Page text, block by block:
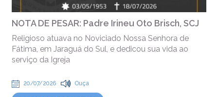
NOTA DE PESAR: Padre Irineu Oto Brisch, SCJ
Religioso atuava no Noviciado Nossa Senhora de
Fátima, em Jaraguá do Sul, e dedicou sua vida ao
serviço da Igreja
20/07/2026 Ouça